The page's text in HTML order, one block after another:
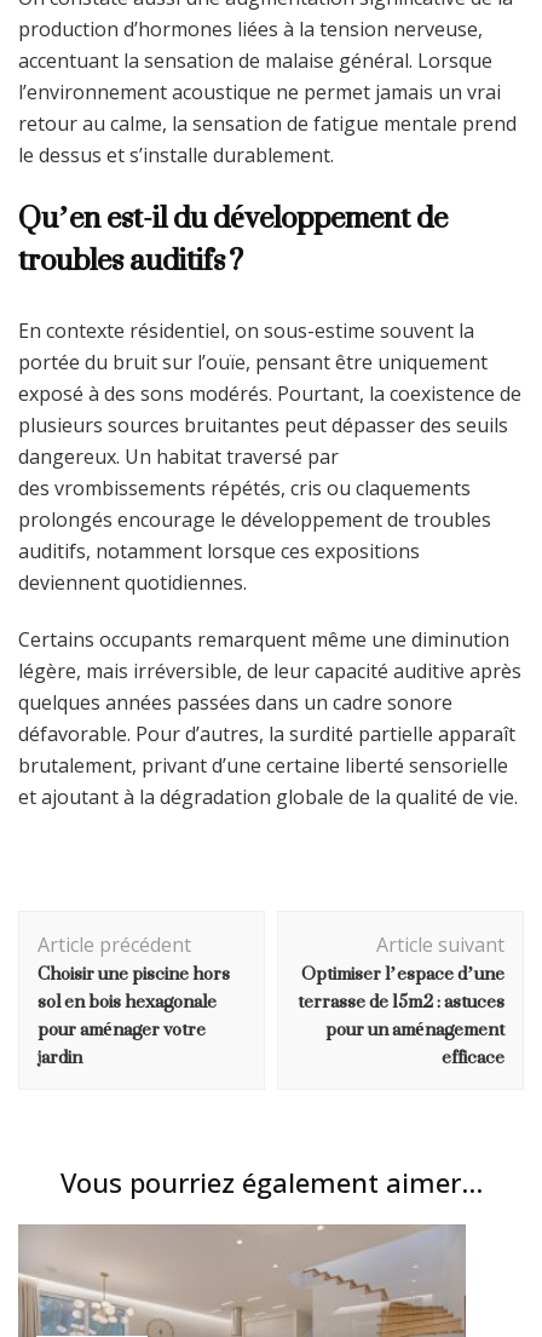
production d’hormones liées à la tension nerveuse,
accentuant la sensation de malaise général. Lorsque
l’environnement acoustique ne permet jamais un vrai
retour au calme, la sensation de fatigue mentale prend
le dessus et s’installe durablement.
Qu’en est-il du développement de
troubles auditifs ?
En contexte résidentiel, on sous-estime souvent la
portée du bruit sur l’ouïe, pensant être uniquement
exposé à des sons modérés. Pourtant, la coexistence de
plusieurs sources bruitantes peut dépasser des seuils
dangereux. Un habitat traversé par
des vrombissements répétés, cris ou claquements
prolongés encourage le développement de troubles
auditifs, notamment lorsque ces expositions
deviennent quotidiennes.
Certains occupants remarquent même une diminution
légère, mais irréversible, de leur capacité auditive après
quelques années passées dans un cadre sonore
défavorable. Pour d’autres, la surdité partielle apparaît
brutalement, privant d’une certaine liberté sensorielle
et ajoutant à la dégradation globale de la qualité de vie.
d'article
Article précédent
Choisir une piscine hors
sol en bois hexagonale
pour aménager votre
jardin
Article suivant
Optimiser l’espace d’une
terrasse de 15m2 : astuces
pour un aménagement
efficace
Vous pourriez également aimer...